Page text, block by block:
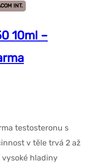
INT.
10ml –
testosteronu s
v těle trvá 2 až
hladiny